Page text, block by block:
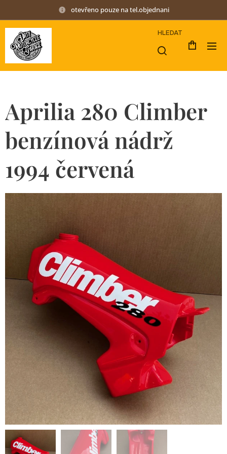
otevřeno pouze na tel.objednani
HLEDAT
Aprilia 280 Climber
benzínová nádrž
1994 červená